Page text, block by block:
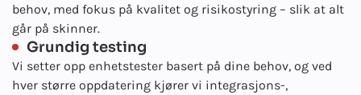
behov, med fokus på kvalitet og risikostyring – slik at alt
går på skinner.
Grundig testing
Vi setter opp enhetstester basert på dine behov, og ved
hver større oppdatering kjører vi integrasjons-,